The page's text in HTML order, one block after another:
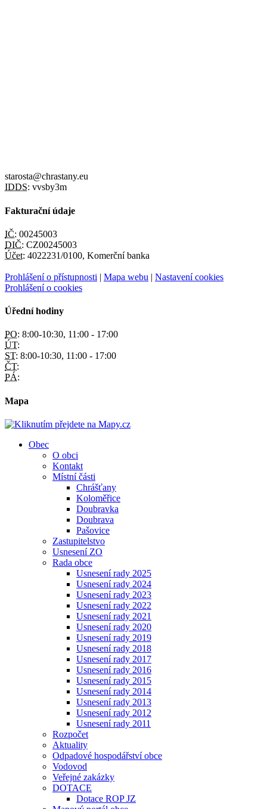
starosta@chrastany.eu
IDDS: vvsby3m
Fakturační údaje
IČ: 00245003
DIČ: CZ00245003
Účet: 4022231/0100, Komerční banka
Prohlášení o přístupnosti | Mapa webu | Nastavení cookies
Prohlášení o cookies
Úřední hodiny
PO: 8:00-10:30, 11:00 - 17:00
ÚT:
ST: 8:00-10:30, 11:00 - 17:00
ČT:
PÁ:
Mapa
Obec
O obci
Kontakt
Místní části
Chrášťany
Koloměřice
Doubravka
Doubrava
Pašovice
Zastupitelstvo
Usnesení ZO
Rada obce
Usnesení rady 2025
Usnesení rady 2024
Usnesení rady 2023
Usnesení rady 2022
Usnesení rady 2021
Usnesení rady 2020
Usnesení rady 2019
Usnesení rady 2018
Usnesení rady 2017
Usnesení rady 2016
Usnesení rady 2015
Usnesení rady 2014
Usnesení rady 2013
Usnesení rady 2012
Usnesení rady 2011
Rozpočet
Aktuality
Odpadové hospodářství obce
Vodovod
Veřejné zakázky
DOTACE
Dotace ROP JZ